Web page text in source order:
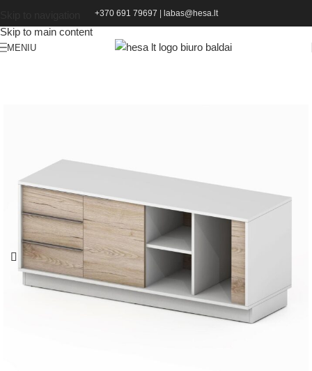
Skip to main content
+370 691 79697 labas@hesa.lt
MENIU